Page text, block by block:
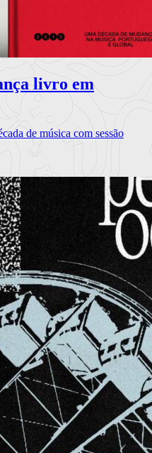
livro em
de música com sessão